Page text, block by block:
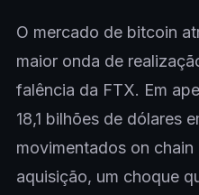
O mercado de bitcoin
maior onda de
falência da FTX. Em
18,1 bilhões de dólares
movimentados on
aquisição, um choque